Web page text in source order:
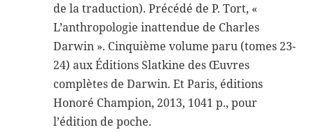
de la traduction). Précédé de P. Tort, «
L’anthropologie inattendue de Charles
Darwin ». Cinquième volume paru (tomes 23-
24) aux Éditions Slatkine des Œuvres
complètes de Darwin. Et Paris, éditions
Honoré Champion, 2013, 1041 p., pour
l’édition de poche.